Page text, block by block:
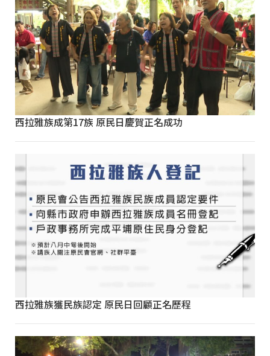
西拉雅族成第17族 原民日慶賀正名成功
西拉雅族獲民族認定 原民日回顧正名歷程